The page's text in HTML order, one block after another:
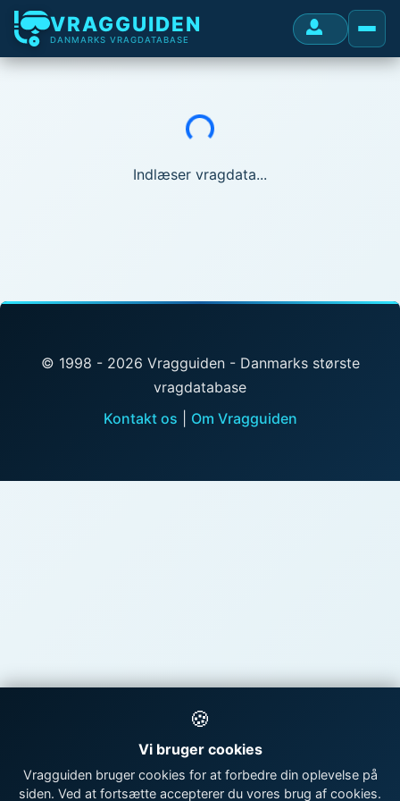
VRAGGUIDEN
DANMARKS VRAGDATABASE
Indlæser...
Indlæser vragdata...
© 1998 - 2026 Vragguiden - Danmarks største
vragdatabase
Kontakt os
Om Vragguiden
🍪
Vi bruger cookies
Vragguiden bruger cookies for at forbedre din oplevelse på
siden. Ved at fortsætte accepterer du vores brug af cookies.